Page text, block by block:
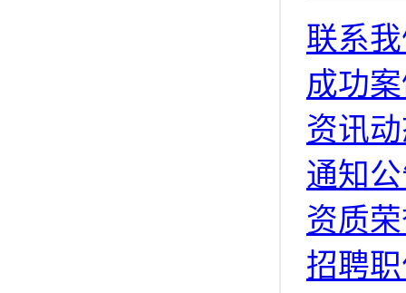
联系
成功
资讯
通知
资质
招聘